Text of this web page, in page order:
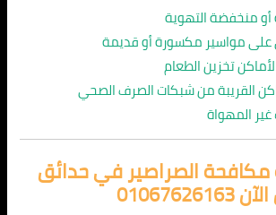
أو منخفضة التهوية
على مواسير مكسورة أو قديمة
تخزين الطعام
القريبة من شبكات الصرف الصحي
المهواة
الصراصير في حدائق